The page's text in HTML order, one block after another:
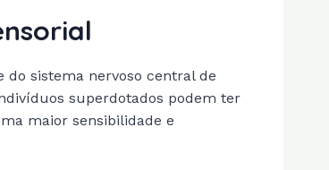
do sistema nervoso central de
superdotados podem ter
maior sensibilidade e